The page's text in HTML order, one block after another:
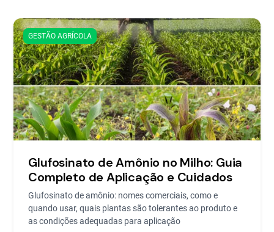
GESTÃO AGRÍCOLA
Glufosinato de Amônio no Milho: Guia
Completo de Aplicação e Cuidados
Glufosinato de amônio: nomes comerciais, como e
quando usar, quais plantas são tolerantes ao produto e
as condições adequadas para aplicação